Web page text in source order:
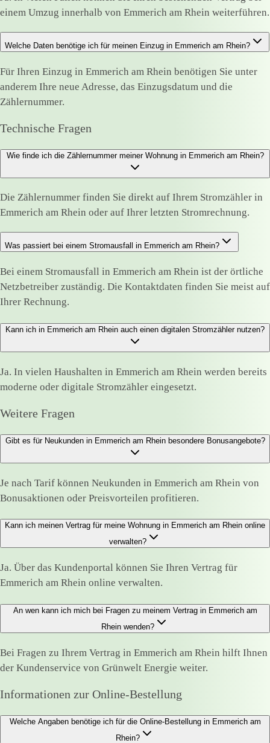
einem Umzug innerhalb von Emmerich am Rhein weiterführen.
Welche Daten benötige ich für meinen Einzug in Emmerich am Rhein?
Für Ihren Einzug in Emmerich am Rhein benötigen Sie unter
anderem Ihre neue Adresse, das Einzugsdatum und die
Zählernummer.
Technische Fragen
Wie finde ich die Zählernummer meiner Wohnung in Emmerich am Rhein?
Die Zählernummer finden Sie direkt auf Ihrem Stromzähler in
Emmerich am Rhein oder auf Ihrer letzten Stromrechnung.
Was passiert bei einem Stromausfall in Emmerich am Rhein?
Bei einem Stromausfall in Emmerich am Rhein ist der örtliche
Netzbetreiber zuständig. Die Kontaktdaten finden Sie meist auf
Ihrer Rechnung.
Kann ich in Emmerich am Rhein auch einen digitalen Stromzähler nutzen?
Ja. In vielen Haushalten in Emmerich am Rhein werden bereits
moderne oder digitale Stromzähler eingesetzt.
Weitere Fragen
Gibt es für Neukunden in Emmerich am Rhein besondere Bonusangebote?
Je nach Tarif können Neukunden in Emmerich am Rhein von
Bonusaktionen oder Preisvorteilen profitieren.
Kann ich meinen Vertrag für meine Wohnung in Emmerich am Rhein online
verwalten?
Ja. Über das Kundenportal können Sie Ihren Vertrag für
Emmerich am Rhein online verwalten.
An wen kann ich mich bei Fragen zu meinem Vertrag in Emmerich am
Rhein wenden?
Bei Fragen zu Ihrem Vertrag in Emmerich am Rhein hilft Ihnen
der Kundenservice von Grünwelt Energie weiter.
Informationen zur Online-Bestellung
Welche Angaben benötige ich für die Online-Bestellung in Emmerich am
Rhein?